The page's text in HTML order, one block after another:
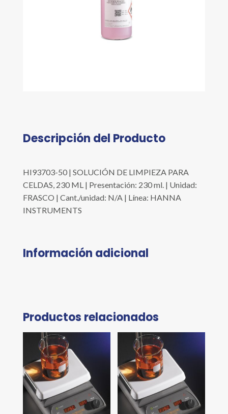
Descripción del Producto
HI93703-50 | SOLUCIÓN DE LIMPIEZA PARA
CELDAS, 230 ML | Presentación: 230 ml. | Unidad:
FRASCO | Cant./unidad: N/A | Línea: HANNA
INSTRUMENTS
Información adicional
Productos relacionados